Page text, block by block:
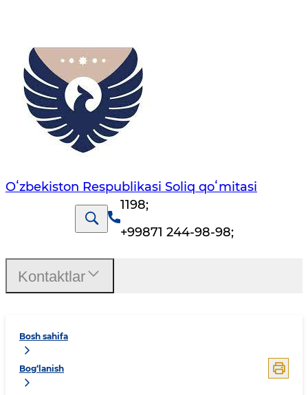
Oʻzbekiston Respublikasi Soliq qoʻmitasi
1198;
+99871 244-98-98;
Bosh sahifa
Bog‘lanish
Kontaktlar